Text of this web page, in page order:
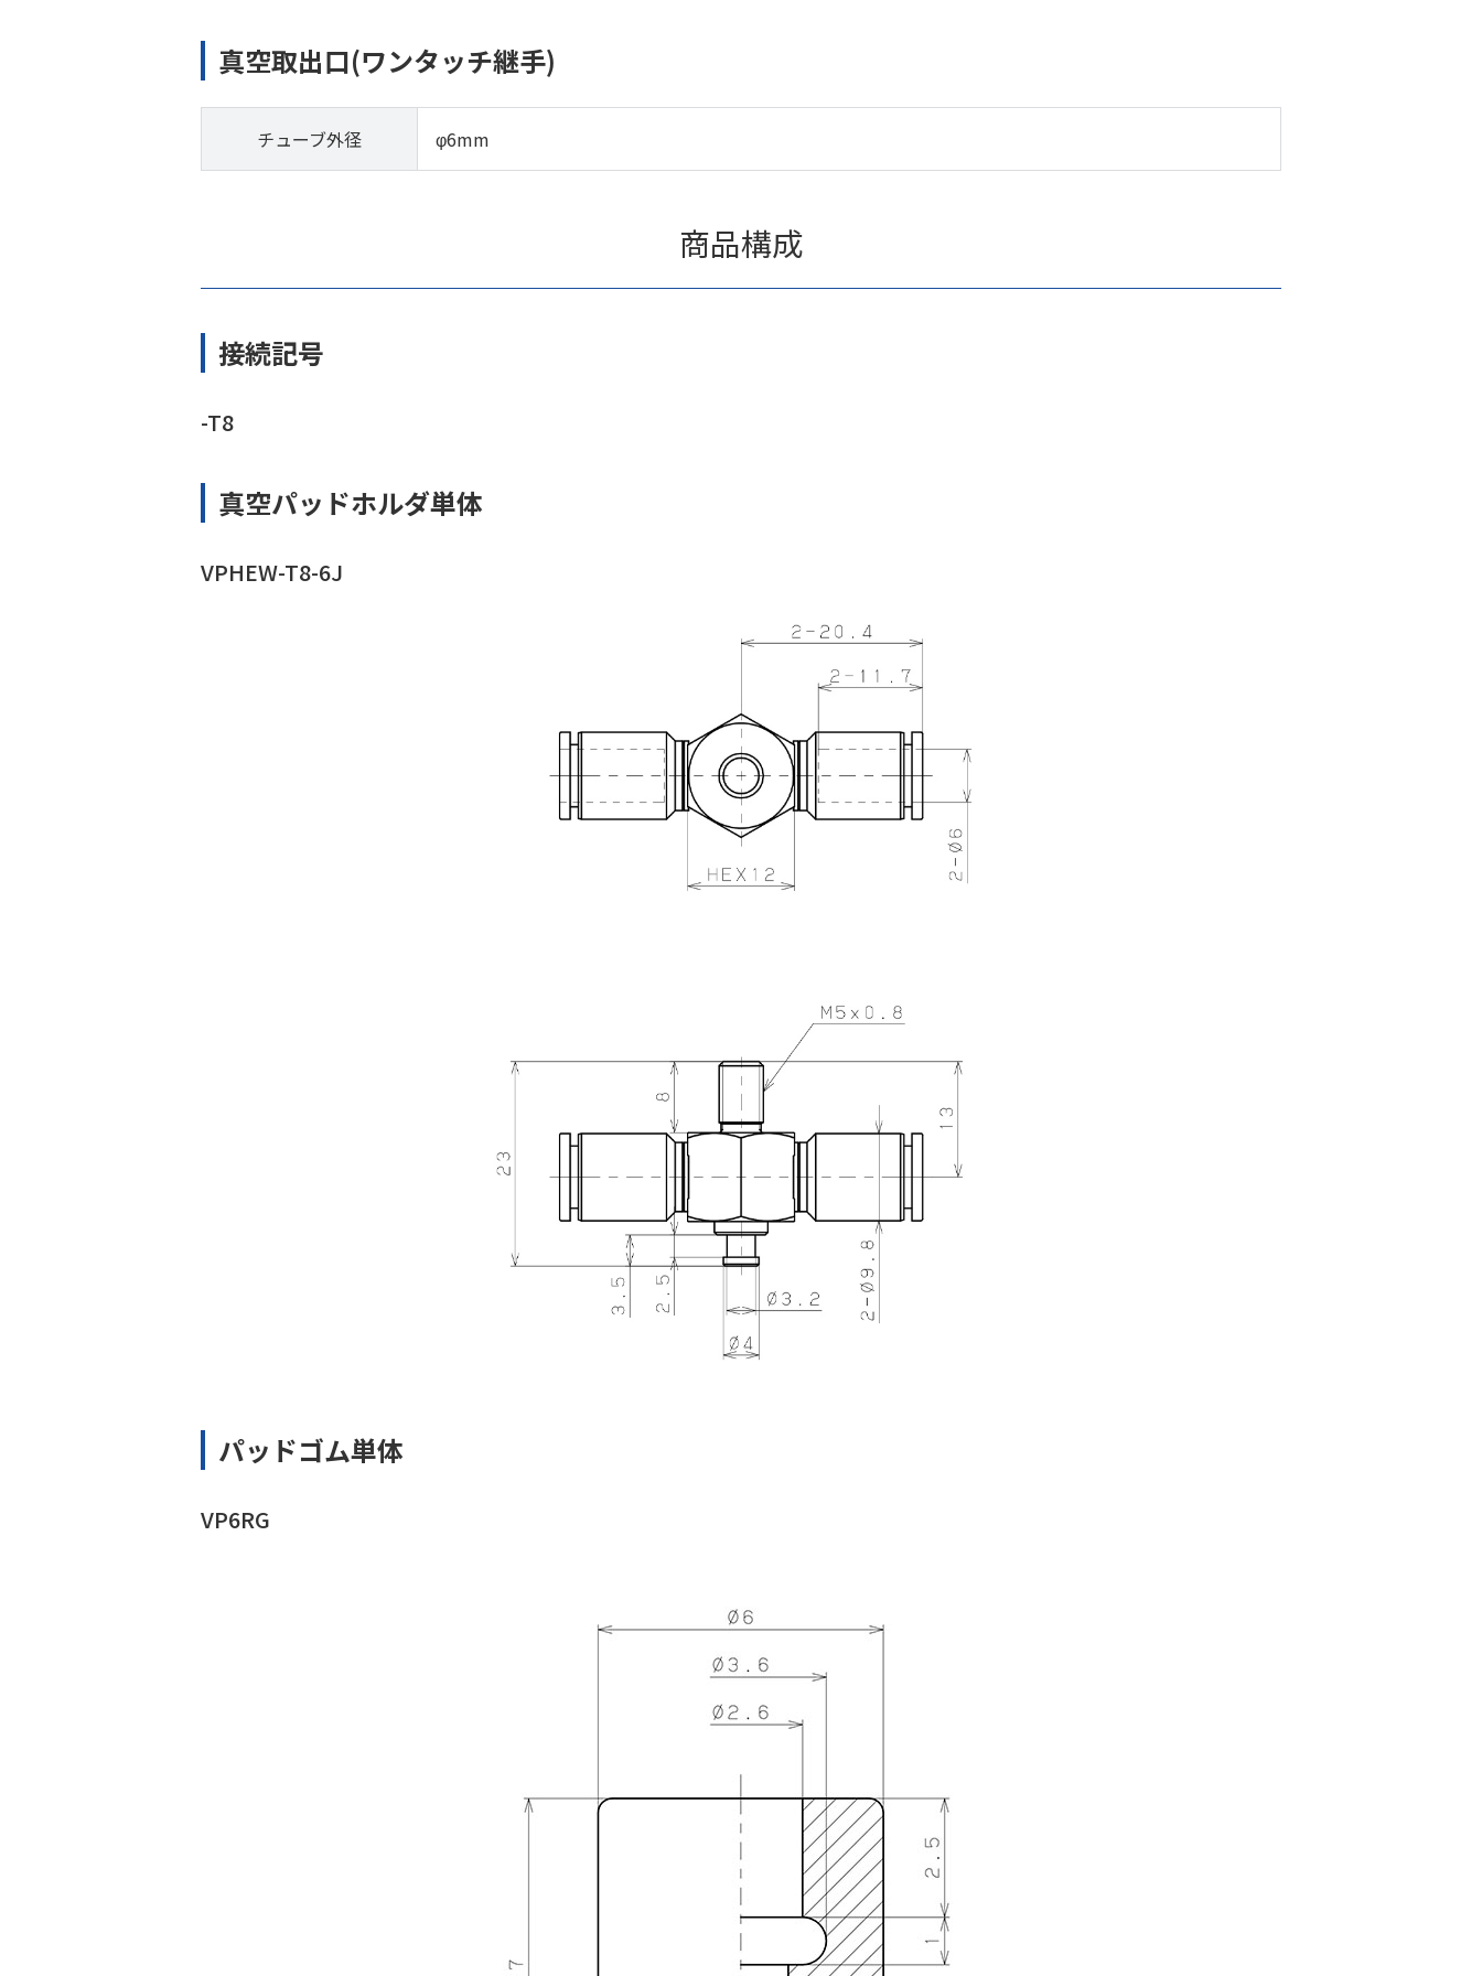
真空取出口(ワンタッチ継手)
チューブ外径 φ6mm
商品構成
接続記号
-T8
真空パッドホルダ単体
VPHEW-T8-6J
パッドゴム単体
VP6RG